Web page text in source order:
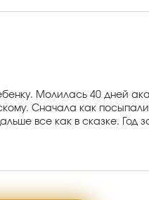
Молилась 40 дней
Сначала как
все как в сказке.